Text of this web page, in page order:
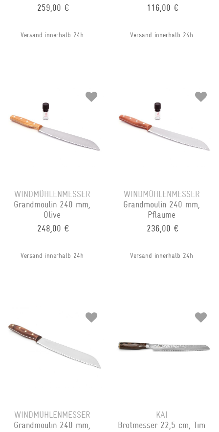
259,00 €
Versand innerhalb 24h
116,00 €
Versand innerhalb 24h
WINDMÜHLENMESSER
Grandmoulin 240 mm,
Olive
248,00 €
Versand innerhalb 24h
WINDMÜHLENMESSER
Grandmoulin 240 mm,
Pflaume
236,00 €
Versand innerhalb 24h
WINDMÜHLENMESSER
Grandmoulin 240 mm,
KAI
Brotmesser 22,5 cm, Tim